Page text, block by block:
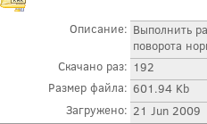
Описание: Выполнить
поворота
Скачано раз: 192
Размер файла: 601.94 Kb
Загружено: 21 Jun 2009